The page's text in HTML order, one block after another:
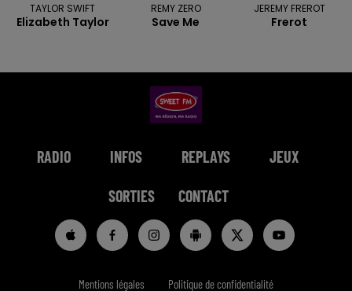
TAYLOR SWIFT
Elizabeth Taylor
REMY ZERO
Save Me
JEREMY FREROT
Frerot
RADIO INFOS REPLAYS JEUX
SORTIES CONTACT
Mentions légales Politique de confidentialité